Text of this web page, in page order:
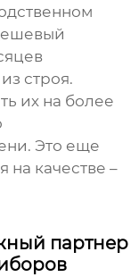
строя.
их на более
Это еще
на качестве –
партнер